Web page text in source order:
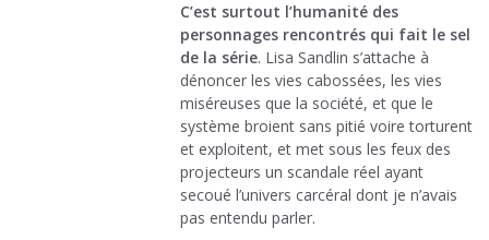
C’est surtout l’humanité des
personnages rencontrés qui fait le sel
de la série. Lisa Sandlin s’attache à
dénoncer les vies cabossées, les vies
miséreuses que la société, et que le
système broient sans pitié voire torturent
et exploitent, et met sous les feux des
projecteurs un scandale réel ayant
secoué l’univers carcéral dont je n’avais
pas entendu parler.